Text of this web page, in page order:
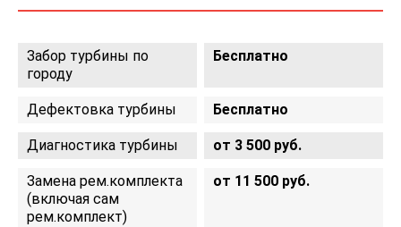
Забор турбины по
городу
Бесплатно
Дефектовка турбины Бесплатно
Диагностика турбины от 3 500 руб.
Замена рем.комплекта
(включая сам
рем.комплект)
от 11 500 руб.